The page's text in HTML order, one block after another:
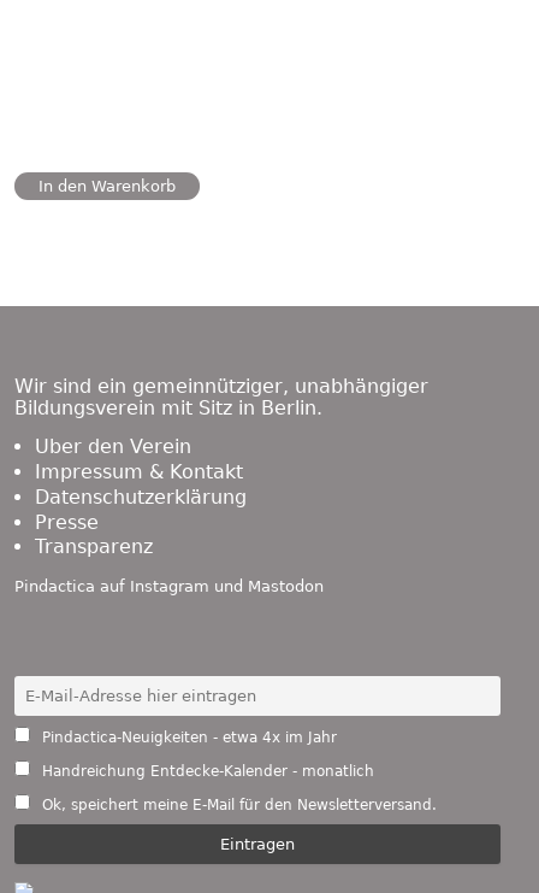
In den Warenkorb
Wir sind ein gemeinnütziger, unabhängiger
Bildungsverein mit Sitz in Berlin.
Über den Verein
Impressum & Kontakt
Datenschutzerklärung
Presse
Transparenz
Pindactica auf Instagram und Mastodon
Pindactica-Neuigkeiten - etwa 4x im Jahr
Handreichung Entdecke-Kalender - monatlich
Ok, speichert meine E-Mail für den Newsletterversand.